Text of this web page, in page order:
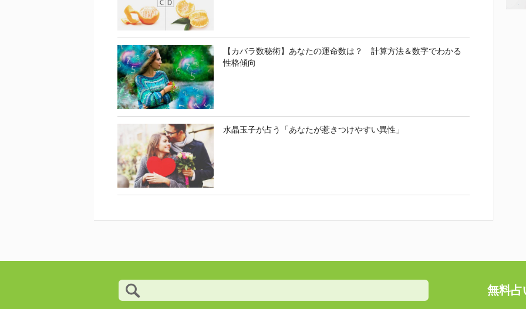
【カバラ数秘術】あなたの運命数は？ 計算方法＆数字でわかる
性格傾向
水晶玉子が占う「あなたが惹きつけやすい異性」
無料占